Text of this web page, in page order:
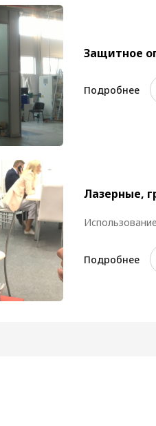
Защитное
Подробнее
Лазерные,
Подробнее